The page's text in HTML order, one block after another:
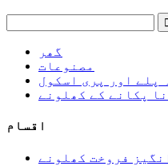
گھر
مصنوعات
پلے اور پری اسکول
پکانے کے کھلونے
اقسام
فروخت کھلونے